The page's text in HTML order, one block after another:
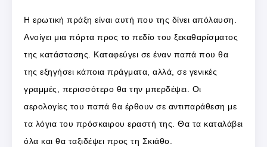
Η ερωτική πράξη είναι αυτή που της δίνει απόλαυση.
Ανοίγει μια πόρτα προς το πεδίο του ξεκαθαρίσματος
της κατάστασης. Καταφεύγει σε έναν παπά που θα
της εξηγήσει κάποια πράγματα, αλλά, σε γενικές
γραμμές, περισσότερο θα την μπερδέψει. Οι
αερολογίες του παπά θα έρθουν σε αντιπαράθεση με
τα λόγια του πρόσκαιρου εραστή της. Θα τα καταλάβει
όλα και θα ταξιδέψει προς τη Σκιάθο.